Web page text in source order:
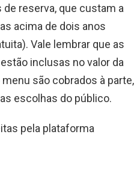
reserva, que custam a
acima de dois anos
Vale lembrar que as
inclusas no valor da
são cobrados à parte,
escolhas do público.
pela plataforma